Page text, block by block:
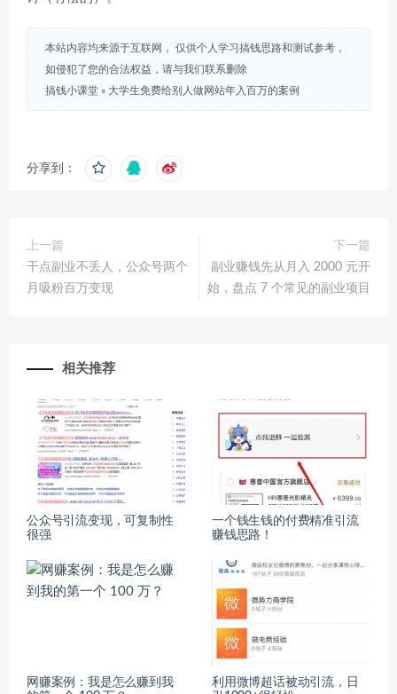
本站内容均来源于互联网， 仅供个人学习搞钱思路和测试参考，
如侵犯了您的合法权益，请与我们联系删除
搞钱小课堂 » ​大学生免费给别人做网站年入百万的案例
分享到：
上一篇
干点副业不丢人，公众号两个
月吸粉百万变现
下一篇
副业赚钱先从月入 2000 元开
始，盘点 7 个常见的副业项目
相关推荐
公众号引流变现，可复制性
很强
一个钱生钱的付费精准引流
赚钱思路！
网赚案例：我是怎么赚到我
利用微博超话被动引流，日